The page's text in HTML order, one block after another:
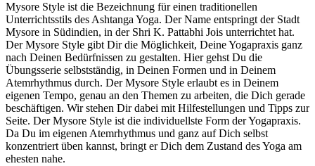
Mysore Style ist die Bezeichnung für einen traditionellen
Unterrichtsstils des Ashtanga Yoga. Der Name entspringt der Stadt
Mysore in Südindien, in der Shri K. Pattabhi Jois unterrichtet hat.
Der Mysore Style gibt Dir die Möglichkeit, Deine Yogapraxis ganz
nach Deinen Bedürfnissen zu gestalten. Hier gehst Du die
Übungsserie selbstständig, in Deinen Formen und in Deinem
Atemrhythmus durch. Der Mysore Style erlaubt es in Deinem
eigenen Tempo, genau an den Themen zu arbeiten, die Dich gerade
beschäftigen. Wir stehen Dir dabei mit Hilfestellungen und Tipps zur
Seite. Der Mysore Style ist die individuellste Form der Yogapraxis.
Da Du im eigenen Atemrhythmus und ganz auf Dich selbst
konzentriert üben kannst, bringt er Dich dem Zustand des Yoga am
ehesten nahe.